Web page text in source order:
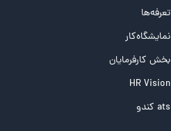
تعرفه‌ها
نمایشگاه‌کار
بخش کارفرمایان
HR Vision
ats کندو